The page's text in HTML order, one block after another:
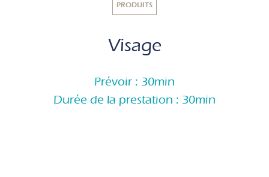
PRODUITS
Visage
Prévoir : 30min
Durée de la prestation : 30min